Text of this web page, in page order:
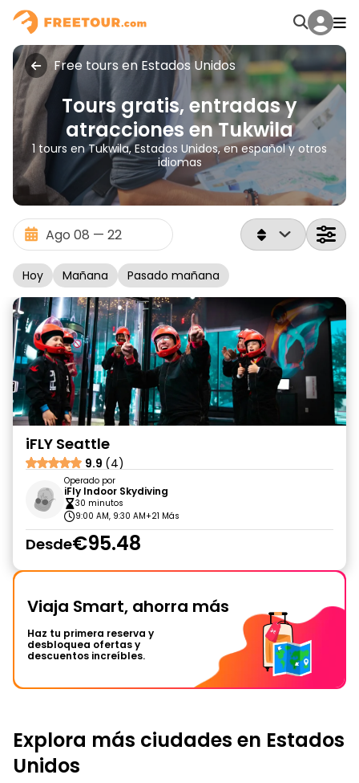
Free tours en Estados Unidos
Tours gratis, entradas y
atracciones en Tukwila
1 tours en Tukwila, Estados Unidos, en español y otros
idiomas
Hoy Mañana Pasado mañana
iFLY Seattle
9.9 (4)
Operado por
iFly Indoor Skydiving
30 minutos
9:00 AM, 9:30 AM+21 Más
Desde€95.48
Viaja Smart, ahorra más
Haz tu primera reserva y
desbloquea ofertas y
descuentos increíbles.
Explora más ciudades en Estados
Unidos